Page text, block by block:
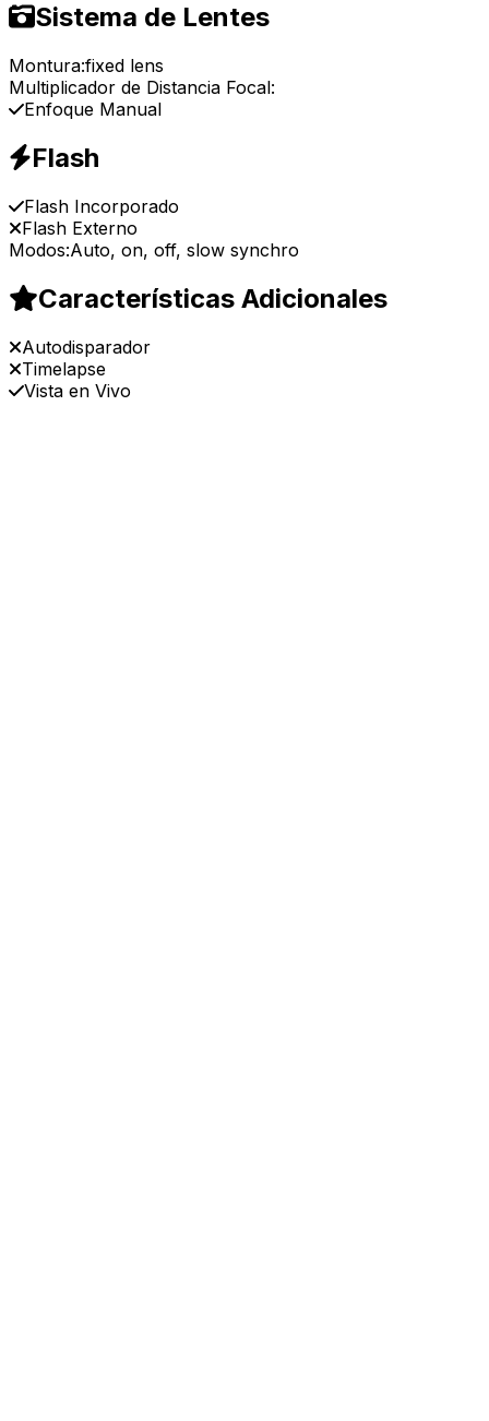
Sistema de Lentes
Montura:fixed lens
Multiplicador de Distancia Focal:
Enfoque Manual
Flash
Flash Incorporado
Flash Externo
Modos:Auto, on, off, slow synchro
Características Adicionales
Autodisparador
Timelapse
Vista en Vivo